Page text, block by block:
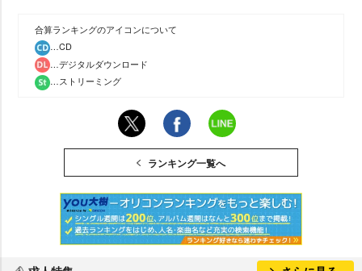
グ
合算ランキングのアイコンについて
…CD
…デジタルダウンロード
…ストリーミング
ランキング一覧へ